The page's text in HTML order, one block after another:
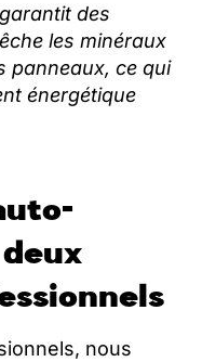
des
les minéraux
panneaux, ce qui
énergétique
nous